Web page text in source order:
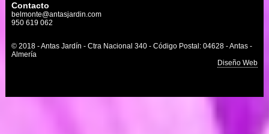
Contacto
belmonte@antasjardin.com
950 619 062
© 2018 - Antas Jardín - Ctra Nacional 340 - Código Postal: 04628 - Antas -
Almería
Diseño Web